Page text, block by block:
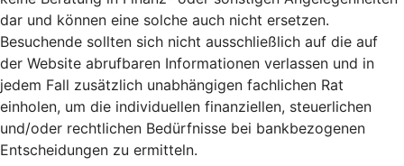
dar und können eine solche auch nicht ersetzen.
Besuchende sollten sich nicht ausschließlich auf die auf
der Website abrufbaren Informationen verlassen und in
jedem Fall zusätzlich unabhängigen fachlichen Rat
einholen, um die individuellen finanziellen, steuerlichen
und/oder rechtlichen Bedürfnisse bei bankbezogenen
Entscheidungen zu ermitteln.